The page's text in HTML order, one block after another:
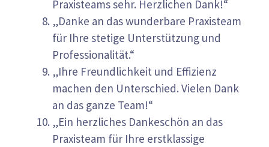
Praxisteams sehr. Herzlichen Dank!“
„Danke an das wunderbare Praxisteam
für Ihre stetige Unterstützung und
Professionalität.“
„Ihre Freundlichkeit und Effizienz
machen den Unterschied. Vielen Dank
an das ganze Team!“
„Ein herzliches Dankeschön an das
Praxisteam für Ihre erstklassige